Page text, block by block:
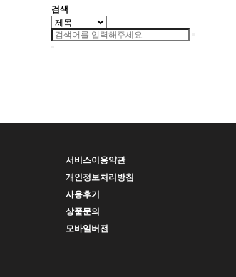
검색
서비스이용약관
개인정보처리방침
사용후기
상품문의
모바일버전